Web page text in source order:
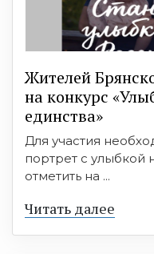
Жителей
на конкурс
единства»
Для участия
портрет с улыбкой
отметить на ...
Читать далее